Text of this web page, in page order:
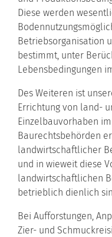
Diese werden
Betriebsorganisation
bestimmt, unter
Lebensbedingungen
Des Weiteren ist
Errichtung von land-
Einzelbauvorhaben
Baurechtsbehörden
landwirtschaftlicher
und in wieweit diese
landwirtschaftlichen
betrieblich dienlich
Bei Aufforstungen,
Zier- und